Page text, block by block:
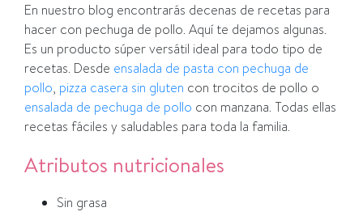
En nuestro blog encontrarás decenas de recetas para
hacer con pechuga de pollo. Aquí te dejamos algunas.
Es un producto súper versátil ideal para todo tipo de
recetas. Desde ensalada de pasta con pechuga de
pollo, pizza casera sin gluten con trocitos de pollo o
ensalada de pechuga de pollo con manzana. Todas ellas
recetas fáciles y saludables para toda la familia.
Atributos nutricionales
Sin grasa